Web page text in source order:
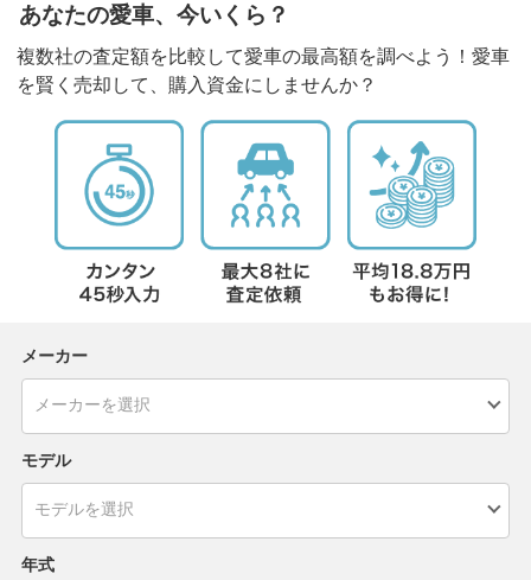
あなたの愛車、今いくら？
複数社の査定額を比較して愛車の最高額を調べよう！愛車
を賢く売却して、購入資金にしませんか？
メーカー
モデル
年式